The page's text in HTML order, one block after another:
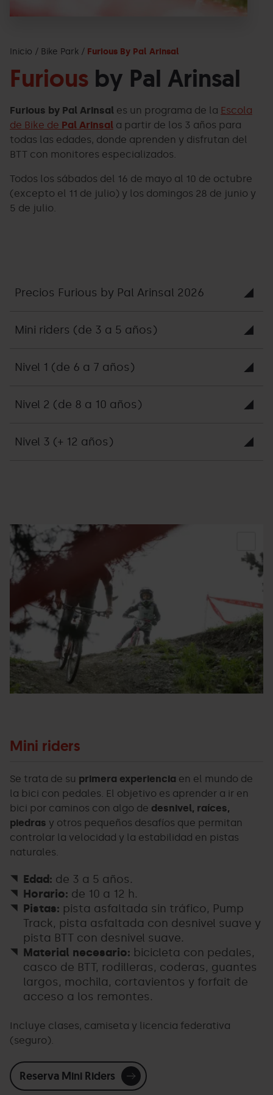
Inicio Bike Park Furious By Pal Arinsal
Furious by Pal Arinsal
Furious by Pal Arinsal es un programa de la Escola
de Bike de Pal Arinsal a partir de los 3 años para
todas las edades, donde aprenden y disfrutan del
BTT con monitores especializados.
Todos los sábados del 16 de mayo al 10 de octubre
(excepto el 11 de julio) y los domingos 28 de junio y
5 de julio.
Precios Furious by Pal Arinsal 2026
Mini riders (de 3 a 5 años)
Nivel 1 (de 6 a 7 años)
Nivel 2 (de 8 a 10 años)
Nivel 3 (+ 12 años)
Furious
CUP
Facundo
Santana36.jpg
Grandvalira
Mini riders
Se trata de su primera experiencia en el mundo de
la bici con pedales. El objetivo es aprender a ir en
bici por caminos con algo de desnivel, raíces,
piedras y otros pequeños desafíos que permitan
controlar la velocidad y la estabilidad en pistas
naturales.
Edad: de 3 a 5 años.
Horario: de 10 a 12 h.
Pistas: pista asfaltada sin tráfico, Pump
Track, pista asfaltada con desnivel suave y
pista BTT con desnivel suave.
Material necesario: bicicleta con pedales,
casco de BTT, rodilleras, coderas, guantes
largos, mochila, cortavientos y forfait de
acceso a los remontes.
Incluye clases, camiseta y licencia federativa
(seguro).
Reserva Mini Riders